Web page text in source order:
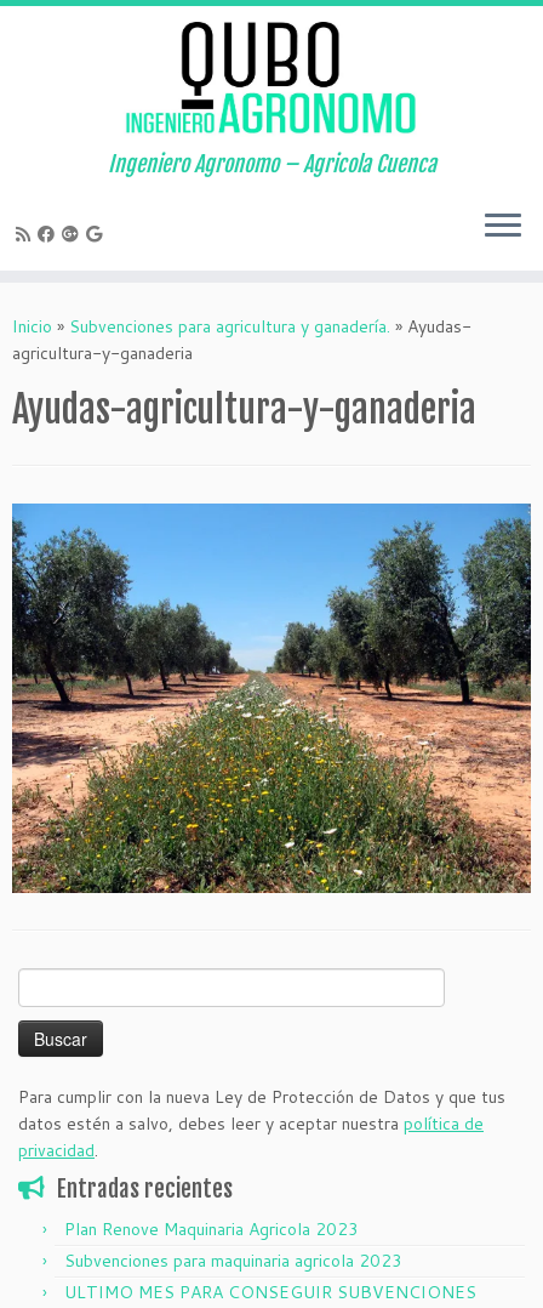
Saltar
Ingeniero Agronomo – Agricola Cuenca
Inicio » Subvenciones para agricultura y ganadería. » Ayudas-
agricultura-y-ganaderia
Ayudas-agricultura-y-ganaderia
Para cumplir con la nueva Ley de Protección de Datos y que tus
datos estén a salvo, debes leer y aceptar nuestra política de
privacidad.
Entradas recientes
Plan Renove Maquinaria Agricola 2023
Subvenciones para maquinaria agricola 2023
ULTIMO MES PARA CONSEGUIR SUBVENCIONES